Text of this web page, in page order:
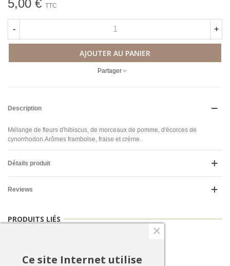
5,00 € TTC
- +
AJOUTER AU PANIER
Partager
Description
Mélange de fleurs d'hibiscus, de morceaux de pomme, d'écorces de
cynorrhodon.Arômes framboise, fraise et crème.
Détails produit
Reviews
PRODUITS LIÉS
Ce site Internet utilise
×